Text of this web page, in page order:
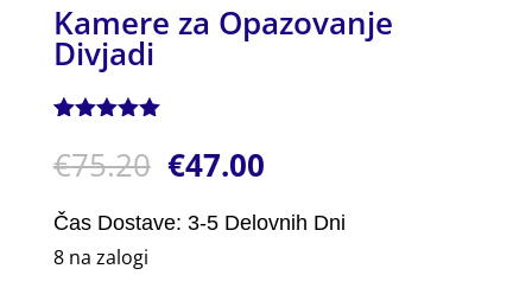
Kamere za Opazovanje
Divjadi
5.00od 5
na podlagi
stranke
€75.20 €47.00
Čas Dostave: 3-5 Delovnih Dni
8 na zalogi